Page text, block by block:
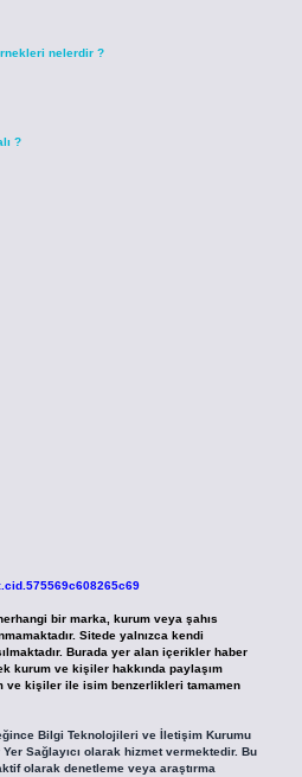
nelerdir ?
?
bir marka, kurum veya şahıs
Sitede yalnızca kendi
Burada yer alan içerikler haber
kurum ve kişiler hakkında paylaşım
ve kişiler ile isim benzerlikleri tamamen
Bilgi Teknolojileri ve İletişim Kurumu
Sağlayıcı olarak hizmet vermektedir. Bu
olarak denetleme veya araştırma